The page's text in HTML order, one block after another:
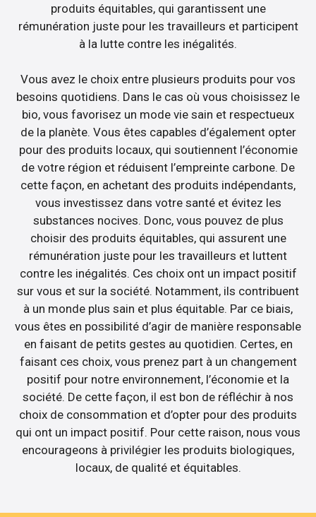
produits équitables, qui garantissent une
rémunération juste pour les travailleurs et participent
à la lutte contre les inégalités.
Vous avez le choix entre plusieurs produits pour vos
besoins quotidiens. Dans le cas où vous choisissez le
bio, vous favorisez un mode vie sain et respectueux
de la planète. Vous êtes capables d’également opter
pour des produits locaux, qui soutiennent l’économie
de votre région et réduisent l’empreinte carbone. De
cette façon, en achetant des produits indépendants,
vous investissez dans votre santé et évitez les
substances nocives. Donc, vous pouvez de plus
choisir des produits équitables, qui assurent une
rémunération juste pour les travailleurs et luttent
contre les inégalités. Ces choix ont un impact positif
sur vous et sur la société. Notamment, ils contribuent
à un monde plus sain et plus équitable. Par ce biais,
vous êtes en possibilité d’agir de manière responsable
en faisant de petits gestes au quotidien. Certes, en
faisant ces choix, vous prenez part à un changement
positif pour notre environnement, l’économie et la
société. De cette façon, il est bon de réfléchir à nos
choix de consommation et d’opter pour des produits
qui ont un impact positif. Pour cette raison, nous vous
encourageons à privilégier les produits biologiques,
locaux, de qualité et équitables.